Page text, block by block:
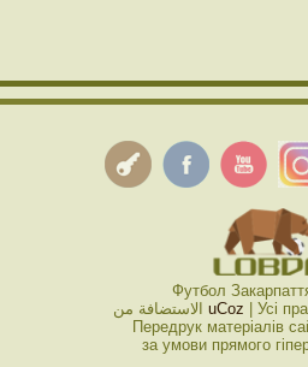
Футбол
uCoz | Усі
Передрук матеріалів
за умови прямого